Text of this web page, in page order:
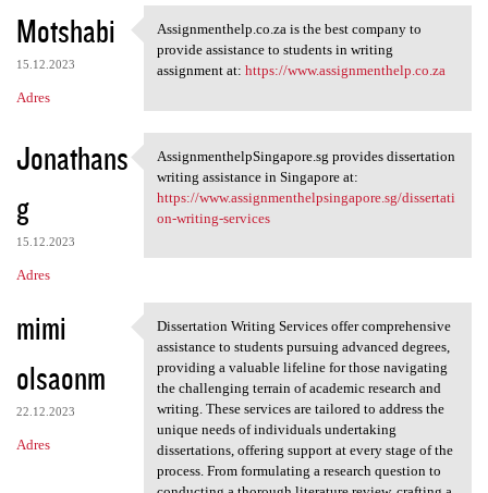
K
o
m
e
n
t
a
r
z
Motshabi
15.12.2023
Adres
Assignmenthelp.co.za is the
Assignmenthelp.co.za is the best company to
provide assistance to students in writing
assignment at: https://www.assignmenthelp.co.za
Jonathans
g
15.12.2023
Adres
AssignmenthelpSingapore.sg
AssignmenthelpSingapore.sg provides dissertation
writing assistance in Singapore at:
https://www.assignmenthelpsingapore.sg/dissertati
on-writing-services
mimi
olsaonm
22.12.2023
Adres
Dissertation Writing Services
Dissertation Writing Services offer comprehensive
assistance to students pursuing advanced degrees,
providing a valuable lifeline for those navigating
the challenging terrain of academic research and
writing. These services are tailored to address the
unique needs of individuals undertaking
dissertations, offering support at every stage of the
process. From formulating a research question to